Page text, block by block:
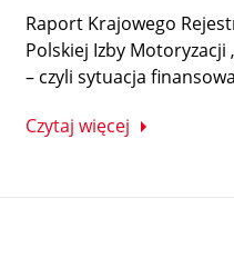
Raport Krajowego
Polskiej Izby Motoryzacji
– czyli sytuacja
Czytaj więcej